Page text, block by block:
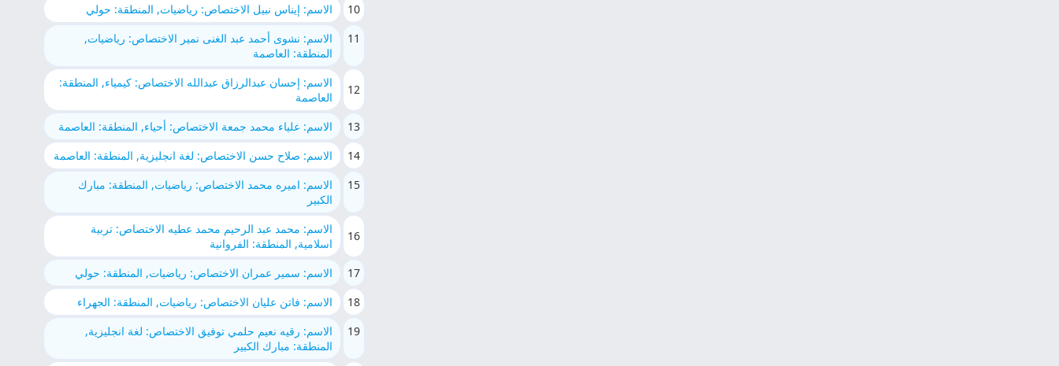
10
الاسم: إيناس نبيل الاختصاص: رياضيات, المنطقة: حولي
11
الاسم: نشوى أحمد عبد الغنى نمير الاختصاص: رياضيات,
المنطقة: العاصمة
12
الاسم: إحسان عبدالرزاق عبدالله الاختصاص: كيمياء, المنطقة:
العاصمة
13
الاسم: علياء محمد جمعة الاختصاص: أحياء, المنطقة: العاصمة
14
الاسم: صلاح حسن الاختصاص: لغة انجليزية, المنطقة: العاصمة
15
الاسم: اميره محمد الاختصاص: رياضيات, المنطقة: مبارك
الكبير
16
الاسم: محمد عبد الرحيم محمد عطيه الاختصاص: تربية
اسلامية, المنطقة: الفروانية
17
الاسم: سمير عمران الاختصاص: رياضيات, المنطقة: حولي
18
الاسم: فاتن عليان الاختصاص: رياضيات, المنطقة: الجهراء
19
الاسم: رقيه نعيم حلمي توفيق الاختصاص: لغة انجليزية,
المنطقة: مبارك الكبير